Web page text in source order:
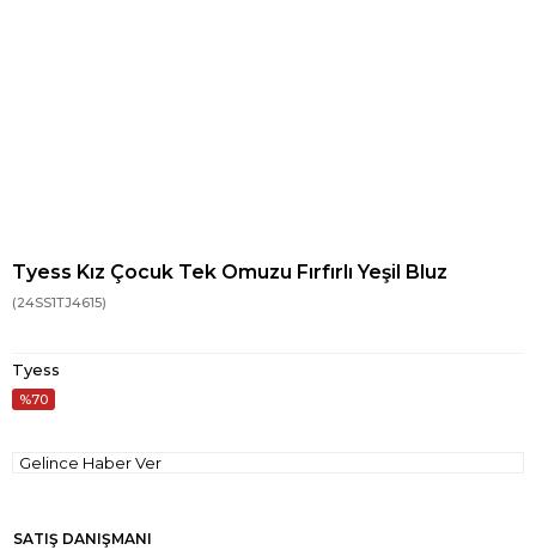
Tyess Kız Çocuk Tek Omuzu Fırfırlı Yeşil Bluz
(24SS1TJ4615)
Tyess
70
Gelince Haber Ver
SATIŞ DANIŞMANI